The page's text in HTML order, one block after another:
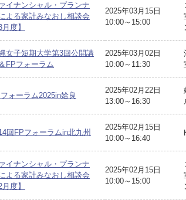
イナンシャル・プランナ
よる家計みなおし相談会
月度】
2025年03月15日
10:00～15:00
女子短期大学第3回公開講
FPフォーラム
2025年03月02日
10:00～11:30
ォーラム2025in姶良
2025年02月22日
13:00～16:30
回FPフォーラムin北九州
2025年02月15日
10:00～16:40
イナンシャル・プランナ
よる家計みなおし相談会
月度】
2025年02月15日
10:00～15:00